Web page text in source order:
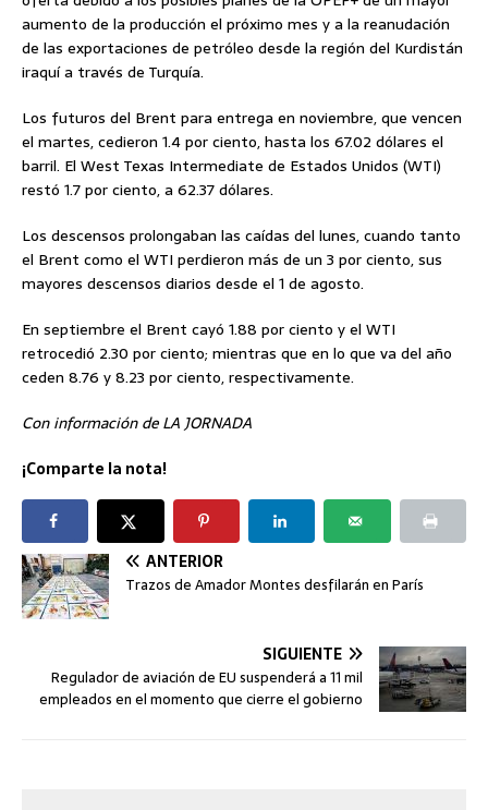
aumento de la producción el próximo mes y a la reanudación
de las exportaciones de petróleo desde la región del Kurdistán
iraquí a través de Turquía.
Los futuros del Brent para entrega en noviembre, que vencen
el martes, cedieron 1.4 por ciento, hasta los 67.02 dólares el
barril. El West Texas Intermediate de Estados Unidos (WTI)
restó 1.7 por ciento, a 62.37 dólares.
Los descensos prolongaban las caídas del lunes, cuando tanto
el Brent como el WTI perdieron más de un 3 por ciento, sus
mayores descensos diarios desde el 1 de agosto.
En septiembre el Brent cayó 1.88 por ciento y el WTI
retrocedió 2.30 por ciento; mientras que en lo que va del año
ceden 8.76 y 8.23 por ciento, respectivamente.
Con información de LA JORNADA
¡Comparte la nota!
ANTERIOR
Trazos de Amador Montes desfilarán en París
SIGUIENTE
Regulador de aviación de EU suspenderá a 11 mil
empleados en el momento que cierre el gobierno